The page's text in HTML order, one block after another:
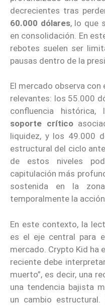
decrecientes tras
60.000 dólares, lo que
en consolidación. En
rebotes suelen ser
pausas dentro de la
El mercado observa
relevantes: los 55.000
confluencia histórica,
soporte crítico
liquidez, y los 49.000
estructural del ciclo
de estos niveles
capitulación más
sostenida en la
temporalmente la
En este contexto, la
es el eje central para
mercado. Crypto Kid ha
reciente debe
muerto”, es decir, una
una tendencia bajista
un cambio